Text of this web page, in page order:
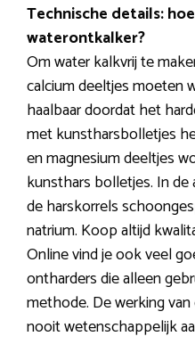
Technische details:
waterontkalker?
Om water kalkvrij te
calcium deeltjes moeten
haalbaar doordat het
met kunstharsbolletjes
en magnesium deeltjes
kunsthars bolletjes. In
de harskorrels
natrium. Koop altijd
Online vind je ook veel
ontharders die alleen
methode. De werking
nooit wetenschappelijk